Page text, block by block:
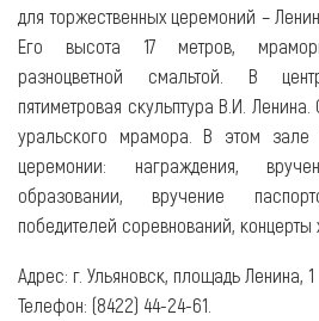
для торжественных церемоний –
Его высота 17 метров,
разноцветной смальтой. В
пятиметровая скульптура В.И.
уральского мрамора. В этом зале
церемонии: награждения,
образовании, вручение
победителей соревнований, концерты
Адрес: г. Ульяновск, площадь Ленина, 1
Телефон: (8422) 44-24-61.